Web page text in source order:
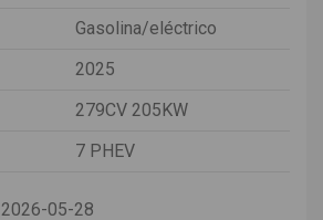
Gasolina/eléctrico
2025
279CV 205KW
7 PHEV
2026-05-28